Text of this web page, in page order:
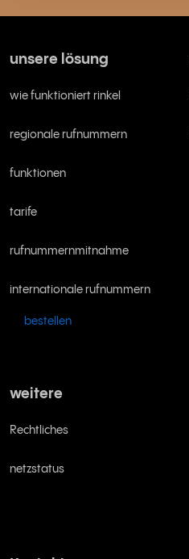
unsere lösung
wie funktioniert rinkel
regionale rufnummern
funktionen
tarife
rufnummernmitnahme
internationale rufnummern
bestellen
weitere
Rechtliches
netzstatus